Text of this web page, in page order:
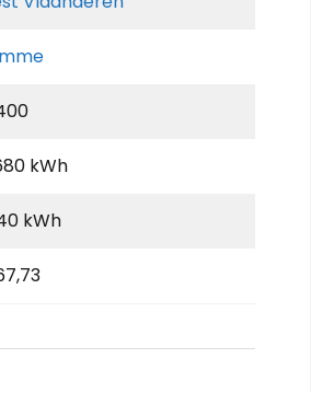
kWh
kWh